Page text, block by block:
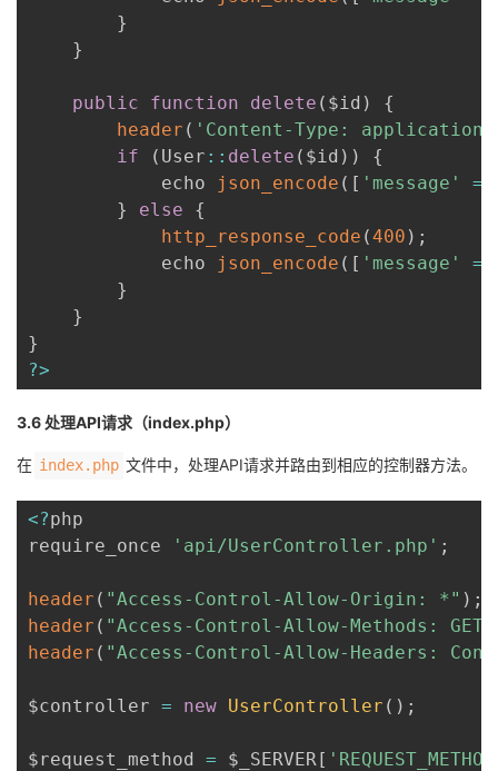
}
}
public
function delete ( $id )
{
header ( 'Content-Type:
if
( User : : delete ( $id ) )
{
            echo
json_encode ( [ 'message'
=>
}
else
{
http_response_code (400 ) ;
            echo
json_encode ( [ 'message'
=>
}
}
}
?>
3.6 处理API请求（index.php）
在 index.php 文件中，处理API请求并路由到相应的控制器方法。
<?php
require_once
'api/UserController.php' ;
header ( "Access-Control-Allow-Origin: *" ) ;
header ( "Access-Control-Allow-Methods: GET,
header ( "Access-Control-Allow-Headers:
$controller = new UserController ( ) ;
$request_method = $_SERVER[